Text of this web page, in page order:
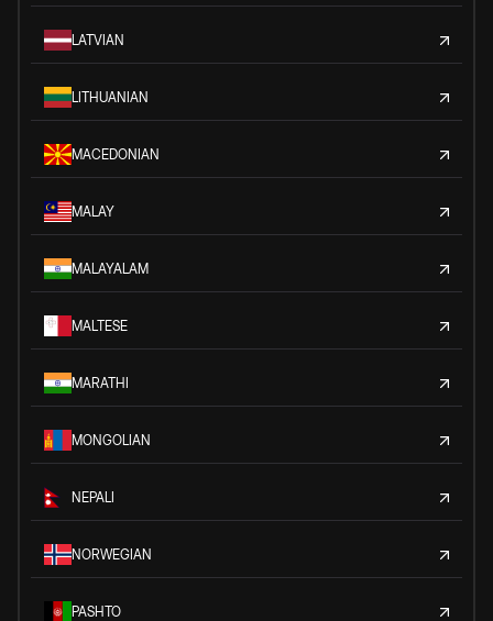
LATVIAN
LITHUANIAN
MACEDONIAN
MALAY
MALAYALAM
MALTESE
MARATHI
MONGOLIAN
NEPALI
NORWEGIAN
PASHTO